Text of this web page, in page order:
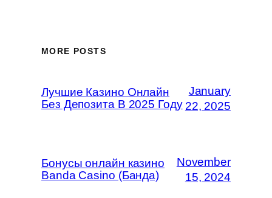
MORE POSTS
Лучшие Казино Онлайн
Без Депозита В 2025 Году
January
22, 2025
Бонусы онлайн казино
Banda Casino (Банда)
November
15, 2024